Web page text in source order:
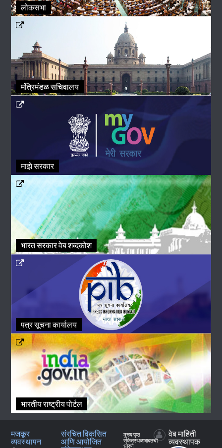
लोकसभा
मंत्रिमंडळ सचिवालय
माझे सरकार
भारत सरकार वेब शब्दकोश
पत्र सूचना कार्यालय
भारतीय राष्ट्रीय पोर्टल
मजकूर
व्यवस्थापन
संरचित विकसित
आणि आयोजित
मुख्य पृष्‍ठ
संकेतस्थळाबाबतची
धोरणे
वेब माहिती
व्यवस्थापक